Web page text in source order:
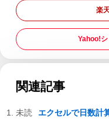
楽
Yahoo!
関連記事
エクセルで日数計